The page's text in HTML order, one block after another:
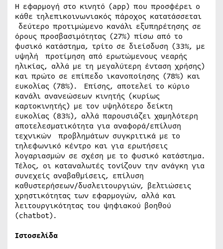
Η εφαρμογή στο κινητό (app) που προσφέρει ο
κάθε τηλεπικοινωνιακός πάροχος κατατάσσεται
δεύτερο προτιμώμενο κανάλι εξυπηρέτησης σε
όρους προσβασιμότητας (27%) πίσω από το
φυσικό κατάστημα, τρίτο σε διείσδυση (33%, με
υψηλή προτίμηση από ερωτώμενους νεαρής
ηλικίας, αλλά με τη μεγαλύτερη ένταση χρήσης)
και πρώτο σε επίπεδο ικανοποίησης (78%) και
ευκολίας (78%). Επίσης, αποτελεί το κύριο
κανάλι ανανεώσεων κινητής (κυρίως
καρτοκινητής) με τον υψηλότερο δείκτη
ευκολίας (83%), αλλά παρουσιάζει χαμηλότερη
αποτελεσματικότητα για αναφορά/επίλυση
τεχνικών προβλημάτων συγκριτικά με το
τηλεφωνικό κέντρο και για ερωτήσεις
λογαριασμών σε σχέση με το φυσικό κατάστημα.
Τέλος, οι καταναλωτές τονίζουν την ανάγκη για
συνεχείς αναβαθμίσεις, επίλυση
καθυστερήσεων/δυσλειτουργιών, βελτιώσεις
χρηστικότητας των εφαρμογών, αλλά και
λειτουργικότητας του ψηφιακού βοηθού
(chatbot).
Ιστοσελίδα